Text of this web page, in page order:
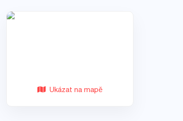
Ukázat na mapě